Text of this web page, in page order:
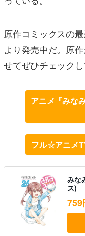
原作コミックスの
より発売中だ。原
せてぜひチェックし
アニメ『みな
フル☆アニメ
みな
ス)
759